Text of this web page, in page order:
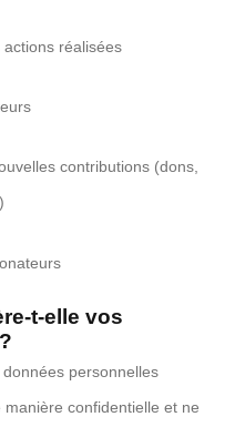
réalisées
contributions (dons,
t-elle vos
personnelles
confidentielle et ne